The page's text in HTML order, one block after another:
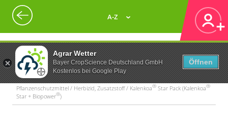
Agrar Wetter
Bayer CropScience Deutschland GmbH
Kostenlos bei Google Play
Öffnen
A-Z
Pflanzenschutzmittel / Herbizid, Zusatzstoff / Kalenkoa® Star Pack (Kalenkoa®
Star + Biopower®)